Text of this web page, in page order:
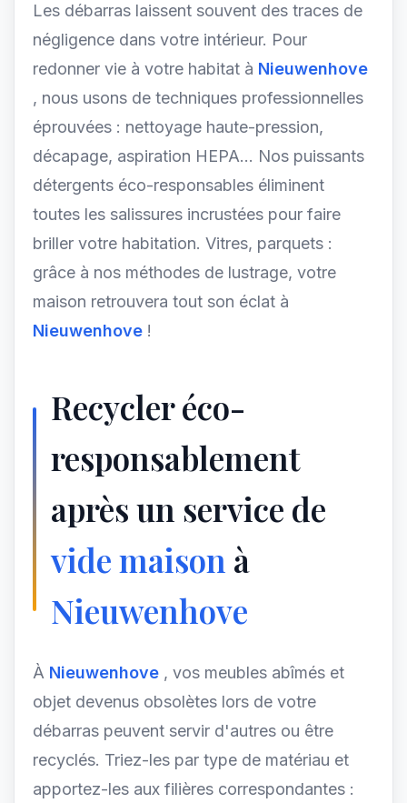
Les débarras laissent souvent des traces de
négligence dans votre intérieur. Pour
redonner vie à votre habitat à Nieuwenhove
, nous usons de techniques professionnelles
éprouvées : nettoyage haute-pression,
décapage, aspiration HEPA... Nos puissants
détergents éco-responsables éliminent
toutes les salissures incrustées pour faire
briller votre habitation. Vitres, parquets :
grâce à nos méthodes de lustrage, votre
maison retrouvera tout son éclat à
Nieuwenhove !
Recycler éco-
responsablement
après un service de
vide maison à
Nieuwenhove
À Nieuwenhove , vos meubles abîmés et
objet devenus obsolètes lors de votre
débarras peuvent servir d'autres ou être
recyclés. Triez-les par type de matériau et
apportez-les aux filières correspondantes :